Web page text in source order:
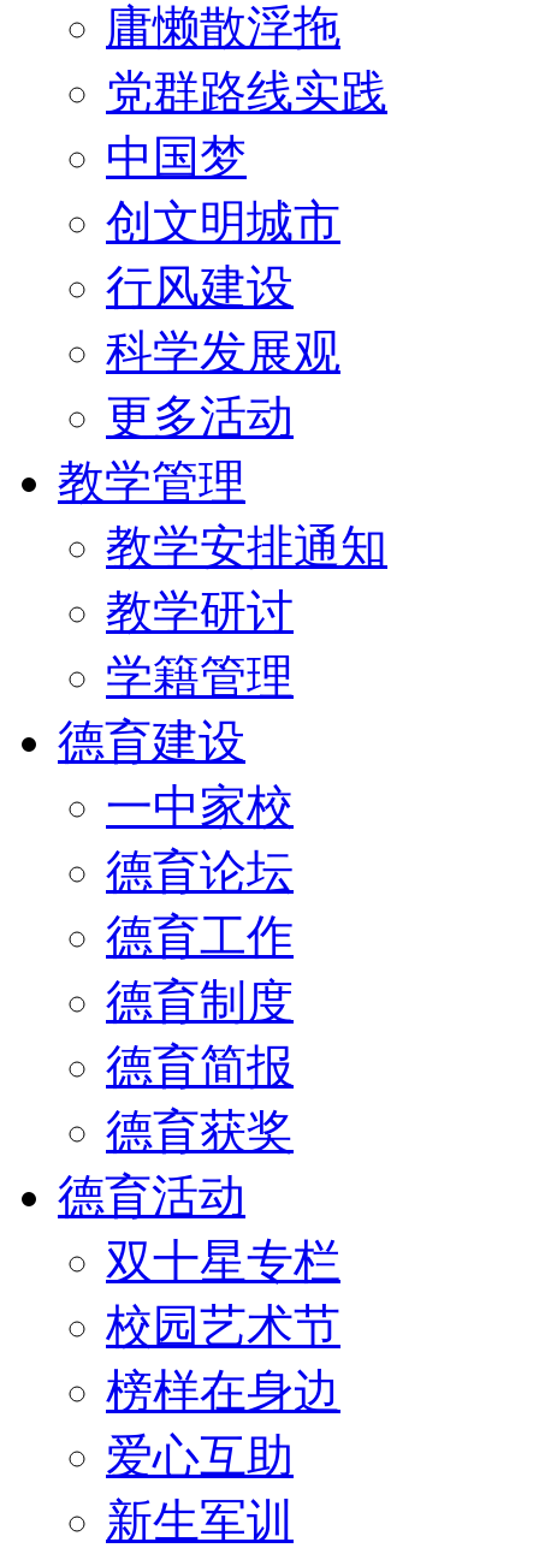
庸懒散浮拖
党群路线实践
中国梦
创文明城市
行风建设
科学发展观
更多活动
教学管理
教学安排通知
教学研讨
学籍管理
德育建设
一中家校
德育论坛
德育工作
德育制度
德育简报
德育获奖
德育活动
双十星专栏
校园艺术节
榜样在身边
爱心互助
新生军训